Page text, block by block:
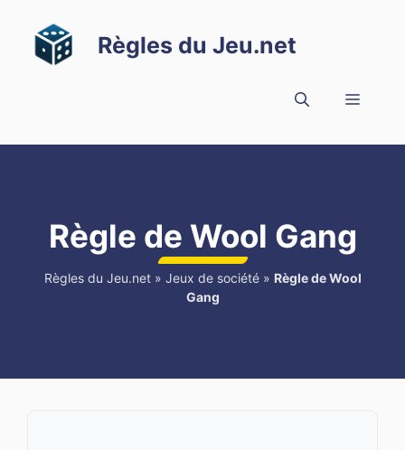
contenu
Règles du Jeu.net
Menu
Règle de Wool Gang
Règles du Jeu.net» Jeux de société» Règle de Wool
Gang